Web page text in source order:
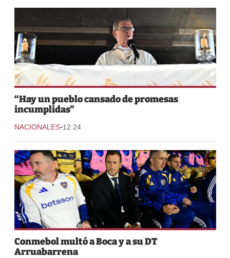
“Hay un pueblo cansado de promesas
incumplidas”
NACIONALES-12:24
Conmebol multó a Boca y a su DT
Arruabarrena